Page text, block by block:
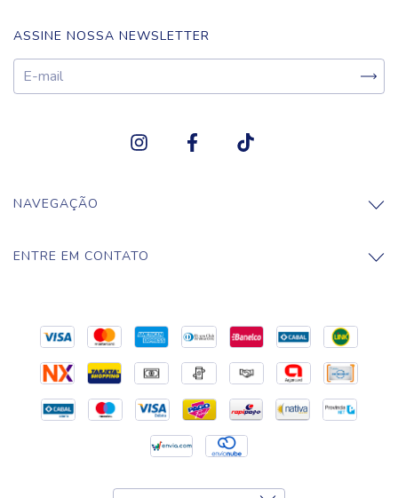
ASSINE NOSSA NEWSLETTER
NAVEGAÇÃO
ENTRE EM CONTATO